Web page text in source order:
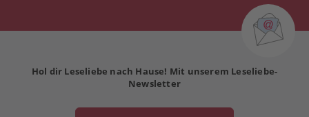
Hol dir Leseliebe nach Hause! Mit unserem Leseliebe-
Newsletter